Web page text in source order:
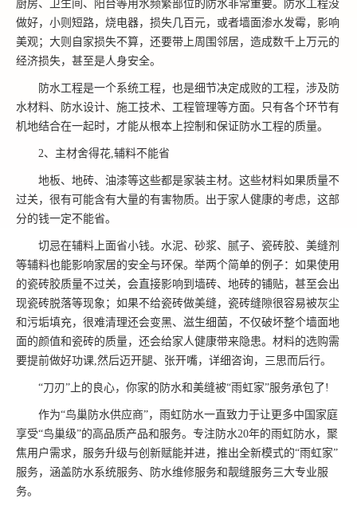
厨房、卫生间、阳台等用水频繁部位的防水非常重要。防水工程没
做好，小则短路，烧电器，损失几百元，或者墙面渗水发霉，影响
美观；大则自家损失不算，还要带上周围邻居，造成数千上万元的
经济损失，甚至是人身安全。
防水工程是一个系统工程，也是细节决定成败的工程，涉及防
水材料、防水设计、施工技术、工程管理等方面。只有各个环节有
机地结合在一起时，才能从根本上控制和保证防水工程的质量。
2、主材舍得花,辅料不能省
地板、地砖、油漆等这些都是家装主材。这些材料如果质量不
过关，很有可能含有大量的有害物质。出于家人健康的考虑，这部
分的钱一定不能省。
切忌在辅料上面省小钱。水泥、砂浆、腻子、瓷砖胶、美缝剂
等辅料也能影响家居的安全与环保。举两个简单的例子：如果使用
的瓷砖胶质量不过关，会直接影响到墙砖、地砖的铺贴，甚至会出
现瓷砖脱落等现象；如果不给瓷砖做美缝，瓷砖缝隙很容易被灰尘
和污垢填充，很难清理还会变黑、滋生细菌，不仅破坏整个墙面地
面的颜值和瓷砖的质量，还会给家人健康带来隐患。材料的选购需
要提前做好功课,然后迈开腿、张开嘴，详细咨询，三思而后行。
“刀刃”上的良心，你家的防水和美缝被“雨虹家”服务承包了!
作为“鸟巢防水供应商”，雨虹防水一直致力于让更多中国家庭
享受“鸟巢级”的高品质产品和服务。专注防水20年的雨虹防水，聚
焦用户需求，服务升级与创新赋能并进，推出全新模式的“雨虹家”
服务，涵盖防水系统服务、防水维修服务和靓缝服务三大专业服
务。